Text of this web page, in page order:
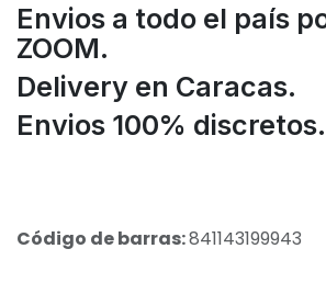
Envios a todo el país
ZOOM.
Delivery en Caracas.
Envios 100% discretos.
Código de barras:841143199943